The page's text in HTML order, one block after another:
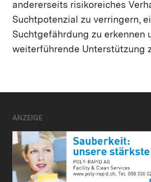
andererseits risikoreiches
Suchtpotenzial zu verringern,
Suchtgefährdung zu erkennen
weiterführende Unterstützung
ANZEIGE